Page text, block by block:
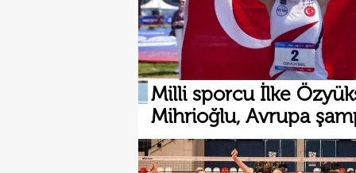
Milli sporcu İlke
Mihrioğlu, Avrupa